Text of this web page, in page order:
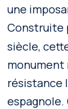
une
Construite
siècle,
monument
résistance
espagnole.